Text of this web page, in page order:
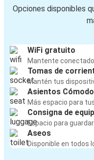
Opciones disponibles
WiFi gratuito
Mantente
Tomas de
Mantén tus
Asientos
Más espacio para
Consigna de
Espacio para
Aseos
Disponible en todos